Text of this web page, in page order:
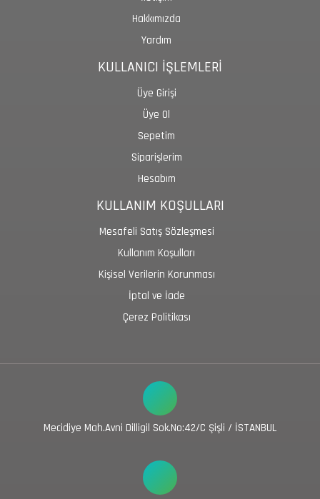
Hakkımızda
Yardım
KULLANICI İŞLEMLERİ
Üye Girişi
Üye Ol
Sepetim
Siparişlerim
Hesabım
KULLANIM KOŞULLARI
Mesafeli Satış Sözleşmesi
Kullanım Koşulları
Kişisel Verilerin Korunması
İptal ve İade
Çerez Politikası
Mecidiye Mah.Avni Dilligil Sok.No:42/C Şişli / İSTANBUL